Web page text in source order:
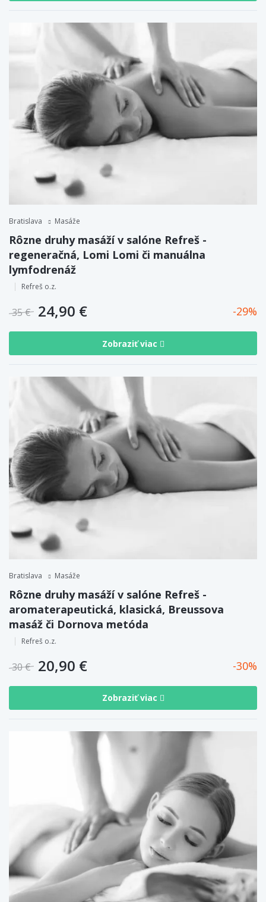
Bratislava Masáže
Rôzne druhy masáží v salóne Refreš -
regeneračná, Lomi Lomi či manuálna
lymfodrenáž
Refreš o.z.
35 € 24,90 € 29
Zobraziť viac
Bratislava Masáže
Rôzne druhy masáží v salóne Refreš -
aromaterapeutická, klasická, Breussova
masáž či Dornova metóda
Refreš o.z.
30 € 20,90 € 30
Zobraziť viac